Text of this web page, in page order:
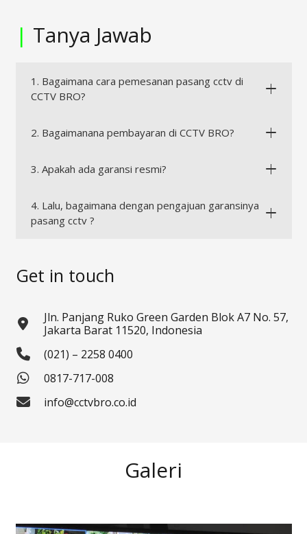
| Tanya Jawab
1. Bagaimana cara pemesanan pasang cctv di
CCTV BRO?
2. Bagaimanana pembayaran di CCTV BRO?
3. Apakah ada garansi resmi?
4. Lalu, bagaimana dengan pengajuan garansinya
pasang cctv ?
Get in touch
Jln. Panjang Ruko Green Garden Blok A7 No. 57,
Jakarta Barat 11520, Indonesia
(021) – 2258 0400
0817-717-008
info@cctvbro.co.id
Galeri